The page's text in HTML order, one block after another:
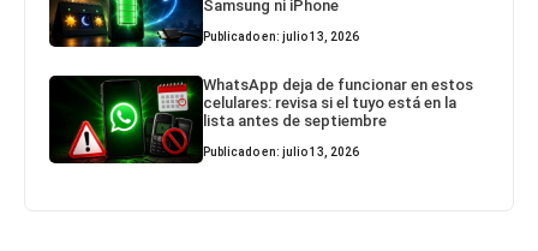
Samsung ni iPhone
Publicado en: julio 13, 2026
WhatsApp deja de funcionar en estos
celulares: revisa si el tuyo está en la
lista antes de septiembre
Publicado en: julio 13, 2026